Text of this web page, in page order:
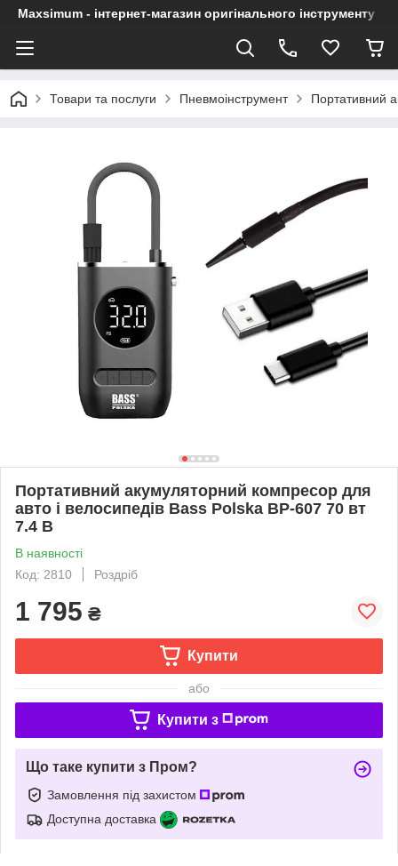
Maxsimum - інтернет-магазин оригінального інструменту
Товари та послуги Пневмоінструмент Портативний
Портативний акумуляторний компресор для
авто і велосипедів Bass Polska BP-607 70 вт
7.4 В
В наявності
Код: 2810
Роздріб
1 795 ₴
Купити
або
Купити з
Що таке купити з Пром?
Замовлення під захистом
Доступна доставка